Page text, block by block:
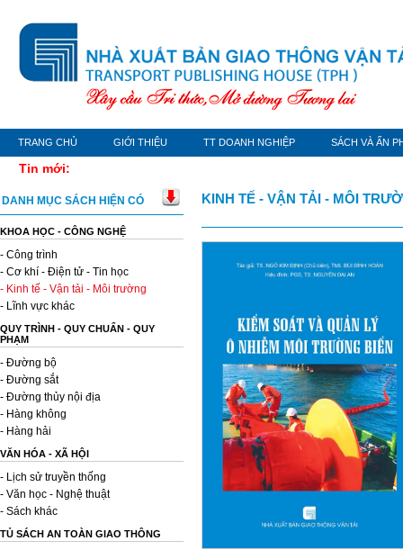
TRANG CHỦ GIỚI THIỆU TT DOANH NGHIỆP SÁCH VÀ ẤN
Tin mới:
DANH MỤC SÁCH HIỆN CÓ
KHOA HỌC - CÔNG NGHỆ
- Công trình
- Cơ khí - Điện tử - Tin học
- Kinh tế - Vận tải - Môi trường
- Lĩnh vực khác
QUY TRÌNH - QUY CHUẨN - QUY
PHẠM
- Đường bộ
- Đường sắt
- Đường thủy nội địa
- Hàng không
- Hàng hải
VĂN HÓA - XÃ HỘI
- Lịch sử truyền thống
- Văn học - Nghệ thuật
- Sách khác
TỦ SÁCH AN TOÀN GIAO THÔNG
KINH TẾ - VẬN TẢI - MÔI